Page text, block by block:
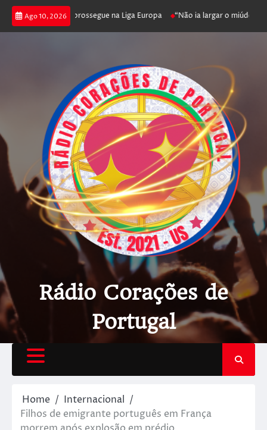
Ago 10, 2026
joga poker e prossegue na Liga Europa “Não ia largar o miúdo”.
Rádio Corações de
Portugal
Home
Internacional
Filhos de emigrante português em França